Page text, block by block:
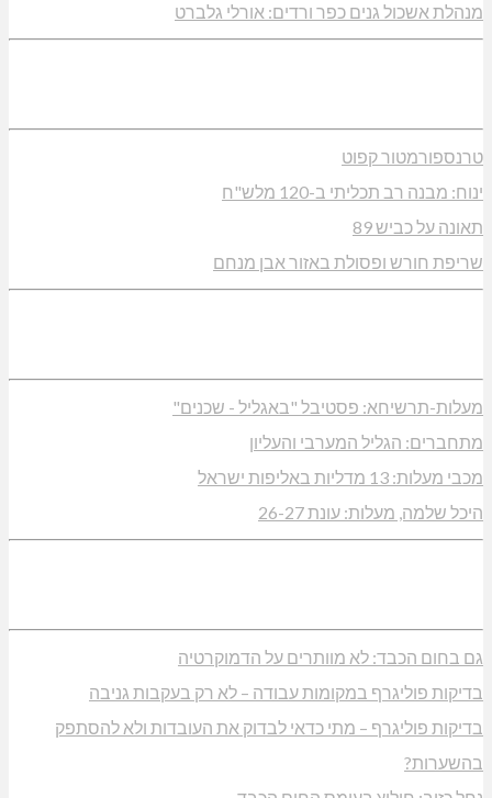
מנהלת אשכול גנים כפר ורדים: אורלי גלברט
טרנספורמטור קפוט
ינוח: מבנה רב תכליתי ב-120 מלש"ח
תאונה על כביש 89
שריפת חורש ופסולת באזור אבן מנחם
מעלות-תרשיחא: פסטיבל "באגליל - שכנים"
מתחברים: הגליל המערבי והעליון
מכבי מעלות: 13 מדליות באליפות ישראל
היכל שלמה, מעלות: עונת 26-27
גם בחום הכבד: לא מוותרים על הדמוקרטיה
בדיקות פוליגרף במקומות עבודה – לא רק בעקבות גניבה
בדיקות פוליגרף – מתי כדאי לבדוק את העובדות ולא להסתפק
בהשערות?